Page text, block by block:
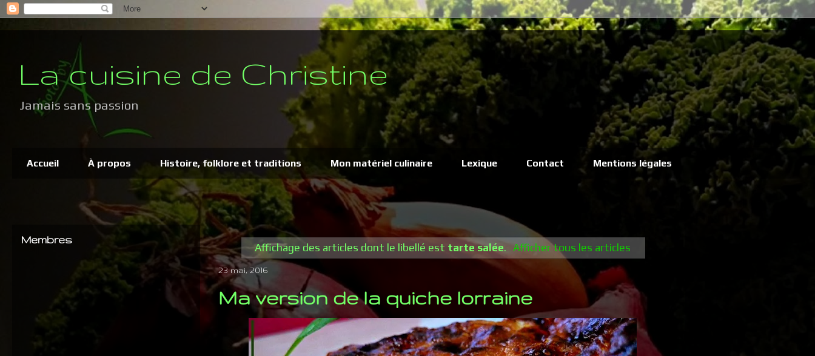
La cuisine de Christine
Jamais sans passion
Accueil À propos Histoire, folklore et traditions Mon matériel culinaire Lexique Contact Mentions légales
Affichage des articles dont le libellé est tarte salée. Afficher tous les articles
23 mai, 2016
Ma version de la quiche lorraine
Membres